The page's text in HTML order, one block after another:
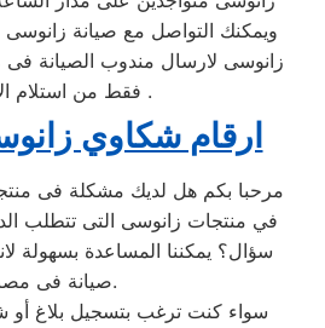
ويمكنك التواصل مع صيانة
فقط من استلام الاوردر .
ارقام شكاوي
مرحبا بكم هل لديك مشكلة فى
في منتجات زانوسى التى تتطلب
سؤال؟ يمكننا المساعدة بسهولة
صيانة فى مصر.
سواء كنت ترغب بتسجيل بلاغ أو